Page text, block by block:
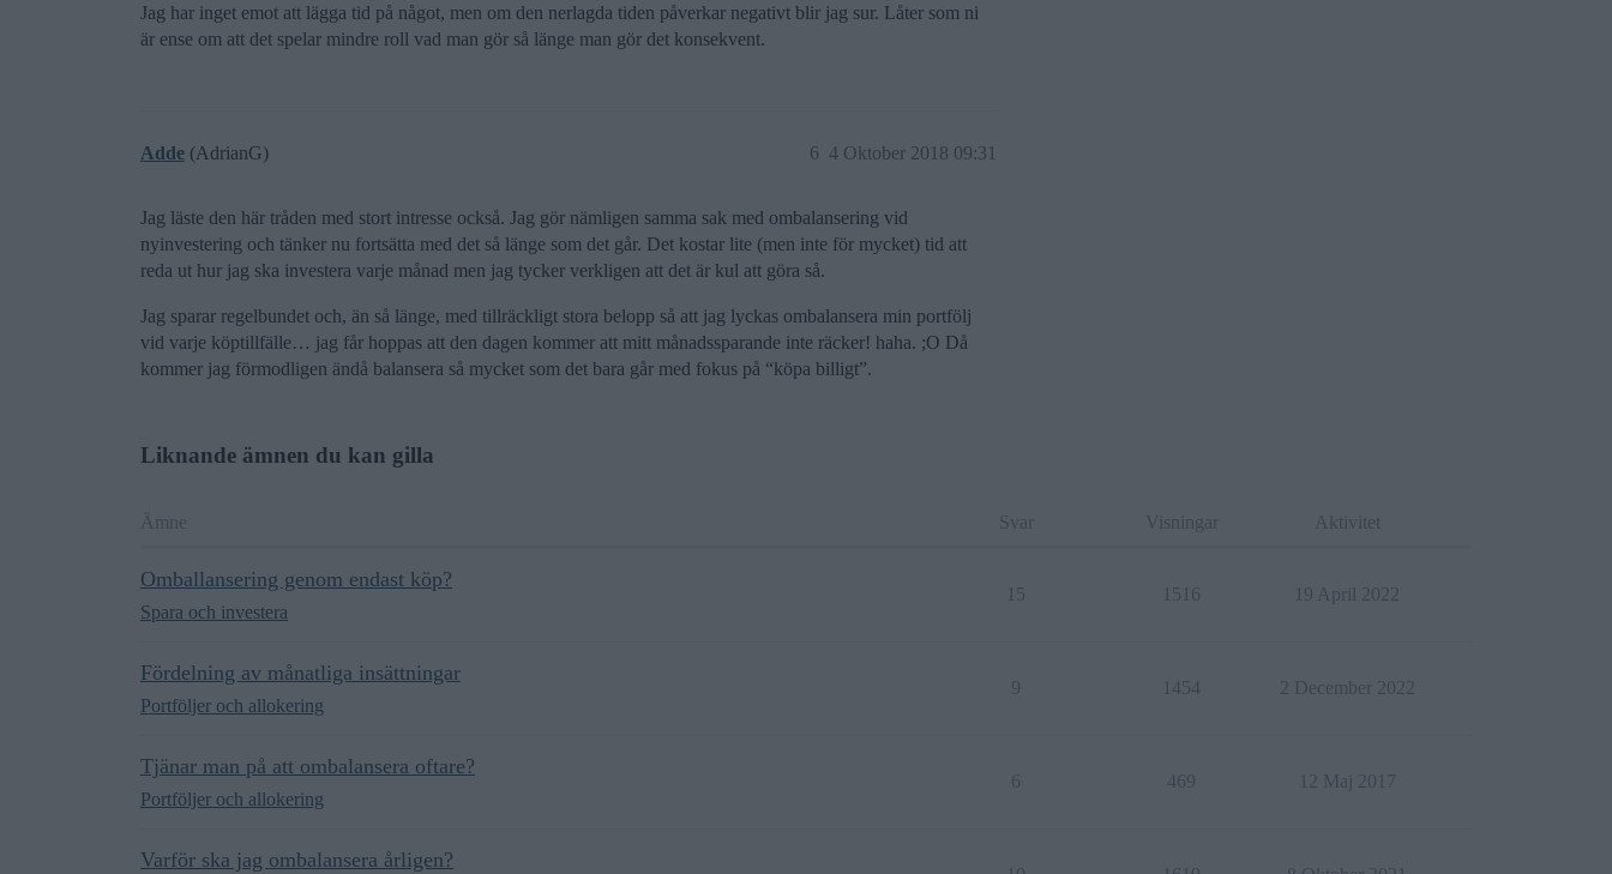
Jag har inget emot att lägga tid på något, men om den nerlagda tiden påverkar negativt blir jag sur. Låter som ni
är ense om att det spelar mindre roll vad man gör så länge man gör det konsekvent.
Adde (AdrianG) 4 Oktober 2018 09:31
6
Jag läste den här tråden med stort intresse också. Jag gör nämligen samma sak med ombalansering vid
nyinvestering och tänker nu fortsätta med det så länge som det går. Det kostar lite (men inte för mycket) tid att
reda ut hur jag ska investera varje månad men jag tycker verkligen att det är kul att göra så.
Jag sparar regelbundet och, än så länge, med tillräckligt stora belopp så att jag lyckas ombalansera min portfölj
vid varje köptillfälle… jag får hoppas att den dagen kommer att mitt månadssparande inte räcker! haha. ;O Då
kommer jag förmodligen ändå balansera så mycket som det bara går med fokus på “köpa billigt”.
Liknande ämnen du kan gilla
Ämne Svar Visningar Aktivitet
Omballansering genom endast köp?
Spara och investera
15 1516 19 April 2022
Fördelning av månatliga insättningar
Portföljer och allokering
9 1454 2 December 2022
Tjänar man på att ombalansera oftare?
Portföljer och allokering
6 469 12 Maj 2017
Varför ska jag ombalansera årligen?